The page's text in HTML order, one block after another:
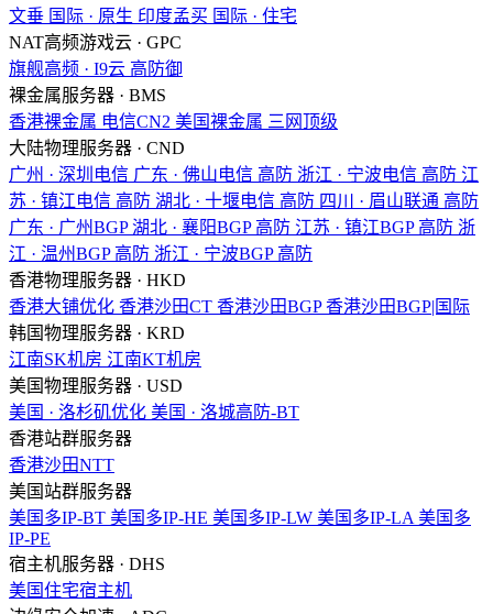
文垂 国际 · 原生 印度孟买 国际 · 住宅
NAT高频游戏云 · GPC
旗舰高频 · I9云 高防御
裸金属服务器 · BMS
香港裸金属 电信CN2 美国裸金属 三网顶级
大陆物理服务器 · CND
广州 · 深圳电信 广东 · 佛山电信 高防 浙江 · 宁波电信 高防 江
苏 · 镇江电信 高防 湖北 · 十堰电信 高防 四川 · 眉山联通 高防
广东 · 广州BGP 湖北 · 襄阳BGP 高防 江苏 · 镇江BGP 高防 浙
江 · 温州BGP 高防 浙江 · 宁波BGP 高防
香港物理服务器 · HKD
香港大铺优化 香港沙田CT 香港沙田BGP 香港沙田BGP|国际
韩国物理服务器 · KRD
江南SK机房 江南KT机房
美国物理服务器 · USD
美国 · 洛杉矶优化 美国 · 洛城高防-BT
香港站群服务器
香港沙田NTT
美国站群服务器
美国多IP-BT 美国多IP-HE 美国多IP-LW 美国多IP-LA 美国多
IP-PE
宿主机服务器 · DHS
美国住宅宿主机